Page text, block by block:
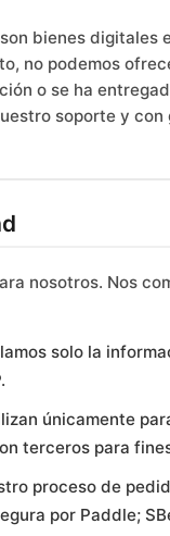
bienes
no podemos
o se ha
soporte y con
nosotros. Nos
solo la
únicamente
terceros para
proceso de
por Paddle;